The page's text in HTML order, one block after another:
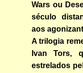
Wars ou
século
aos
A trilogia
Ivan Tors,
estrelados